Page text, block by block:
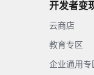
开发者变
云商店
教育专区
企业通用专